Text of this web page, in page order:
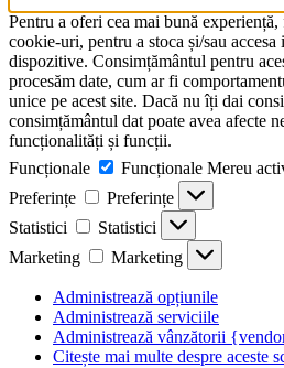
Pentru a oferi cea mai bună
cookie-uri, pentru a stoca și/sau
dispozitive. Consimțământul pentru
procesăm date, cum ar fi
unice pe acest site. Dacă nu îți dai
consimțământul dat poate avea afecte
funcționalități și funcții.
Funcționale
Funcționale Mereu
Preferințe
Preferințe
Statistici
Statistici
Marketing
Marketing
Administrează opțiunile
Administrează serviciile
Administrează vânzătorii
Citește mai multe despre aceste